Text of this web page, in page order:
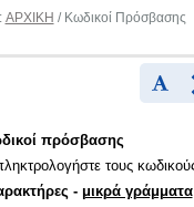
ΑΡΧΙΚΗ / Κωδικοί Πρόσβασης
πρόσβασης
τους
- μικρά γράμματα